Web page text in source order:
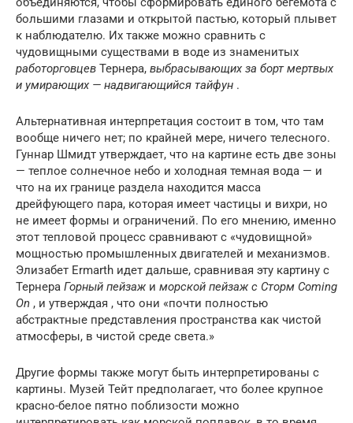
большими глазами и открытой пастью, который плывет
к наблюдателю. Их также можно сравнить с
чудовищными существами в воде из знаменитых
работорговцев Тернера, выбрасывающих за борт мертвых
и умирающих — надвигающийся тайфун .
Альтернативная интерпретация состоит в том, что там
вообще ничего нет; по крайней мере, ничего телесного.
Гуннар Шмидт утверждает, что на картине есть две зоны
— теплое солнечное небо и холодная темная вода — и
что на их границе раздела находится масса
дрейфующего пара, которая имеет частицы и вихри, но
не имеет формы и ограничений. По его мнению, именно
этот тепловой процесс сравнивают с «чудовищной»
мощностью промышленных двигателей и механизмов.
Элизабет Ermarth идет дальше, сравнивая эту картину с
Тернера Горный пейзаж и морской пейзаж с Сторм Coming
On , и утверждая , что они «почти полностью
абстрактные представления пространства как чистой
атмосферы, в чистой среде света.»
Другие формы также могут быть интерпретированы с
картины. Музей Тейт предполагает, что более крупное
красно-белое пятно поблизости можно